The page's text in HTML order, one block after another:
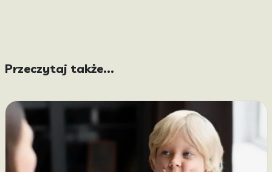
Przeczytaj także...